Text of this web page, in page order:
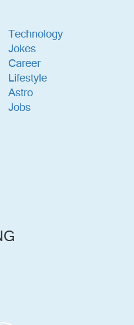
Technology
Jokes
Career
Lifestyle
Astro
Jobs